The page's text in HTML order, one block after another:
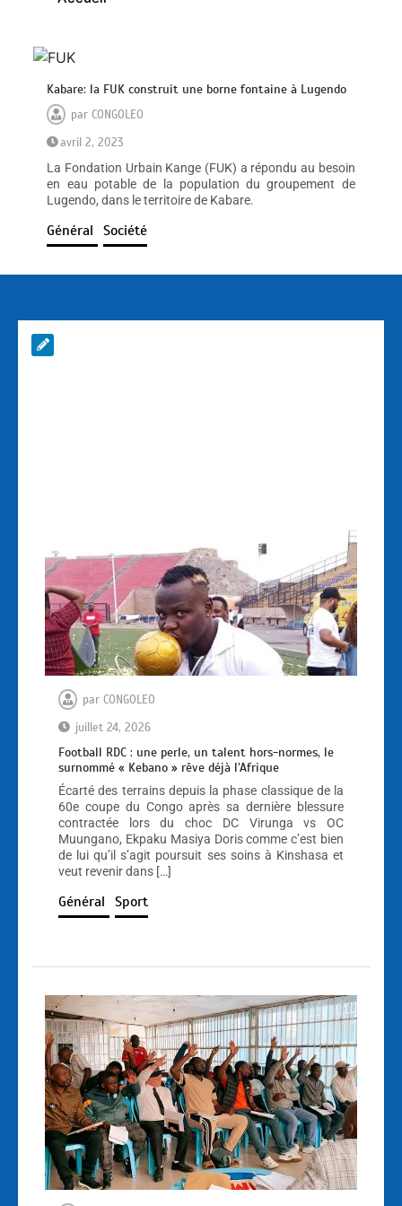
Kabare: la FUK construit une borne fontaine à Lugendo
parCONGOLEO
avril 2, 2023
La Fondation Urbain Kange (FUK) a répondu au besoin
en eau potable de la population du groupement de
Lugendo, dans le territoire de Kabare.
Général Société
par CONGOLEO
juillet 24, 2026
Football RDC : une perle, un talent hors-normes, le
surnommé « Kebano » rêve déjà l’Afrique
Écarté des terrains depuis la phase classique de la
60e coupe du Congo après sa dernière blessure
contractée lors du choc DC Virunga vs OC
Muungano, Ekpaku Masiya Doris comme c’est bien
de lui qu’il s’agit poursuit ses soins à Kinshasa et
veut revenir dans […]
Général Sport